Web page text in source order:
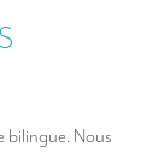
bilingue. Nous